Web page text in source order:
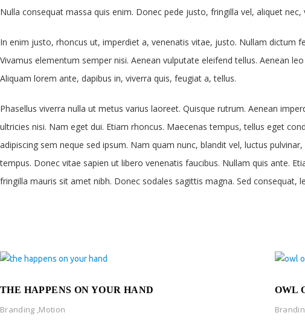
Nulla consequat massa quis enim. Donec pede justo, fringilla vel, aliquet nec,
In enim justo, rhoncus ut, imperdiet a, venenatis vitae, justo. Nullam dictum
Vivamus elementum semper nisi. Aenean vulputate eleifend tellus. Aenean
Aliquam lorem ante, dapibus in, viverra quis, feugiat a, tellus.
Phasellus viverra nulla ut metus varius laoreet. Quisque rutrum. Aenean
ultricies nisi. Nam eget dui. Etiam rhoncus. Maecenas tempus, tellus eget
adipiscing sem neque sed ipsum. Nam quam nunc, blandit vel, luctus
tempus. Donec vitae sapien ut libero venenatis faucibus. Nullam quis ante.
fringilla mauris sit amet nibh. Donec sodales sagittis magna. Sed consequat,
THE HAPPENS ON YOUR HAND
Branding ,Motion
OWL